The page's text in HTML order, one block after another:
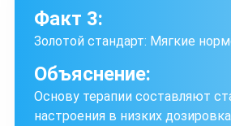
Факт 3:
Золотой стандарт: Мягкие
Объяснение:
Основу терапии составляют
настроения в низких